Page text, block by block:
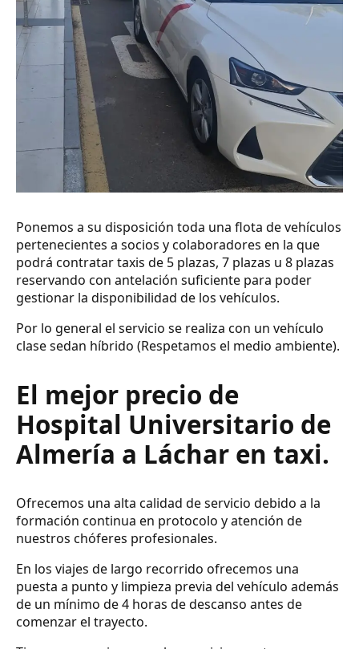
Ponemos a su disposición toda una flota de vehículos
pertenecientes a socios y colaboradores en la que
podrá contratar taxis de 5 plazas, 7 plazas u 8 plazas
reservando con antelación suficiente para poder
gestionar la disponibilidad de los vehículos.
Por lo general el servicio se realiza con un vehículo
clase sedan híbrido (Respetamos el medio ambiente).
El mejor precio de
Hospital Universitario de
Almería a Láchar en taxi.
Ofrecemos una alta calidad de servicio debido a la
formación continua en protocolo y atención de
nuestros chóferes profesionales.
En los viajes de largo recorrido ofrecemos una
puesta a punto y limpieza previa del vehículo además
de un mínimo de 4 horas de descanso antes de
comenzar el trayecto.